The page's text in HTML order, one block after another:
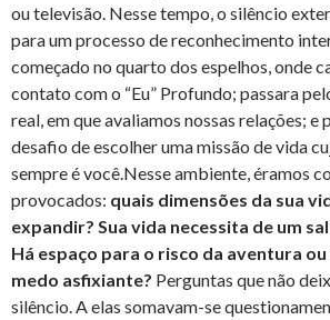
ou televisão. Nesse tempo, o silêncio
para um processo de reconhecimento
começado no quarto dos espelhos, onde
contato com o “Eu” Profundo; passara
real, em que avaliamos nossas relações; e
desafio de escolher uma missão de vida
sempre é você.Nesse ambiente, éramos
provocados: quais dimensões da sua
expandir? Sua vida necessita de um
Há espaço para o risco da aventura
medo asfixiante? Perguntas que não
silêncio. A elas somavam-se